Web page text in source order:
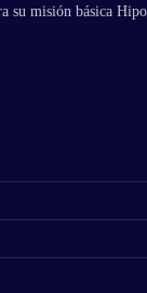
su misión básica